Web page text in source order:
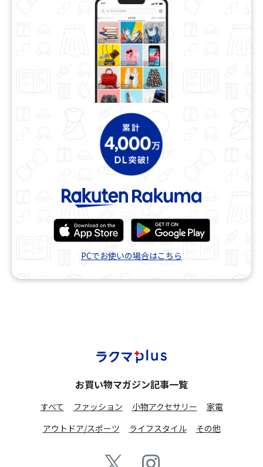
PCでお使いの場合はこちら
お買い物マガジン記事一覧
すべて ファッション 小物アクセサリー
家電
アウトドア/スポーツ
ライフスタイル その他